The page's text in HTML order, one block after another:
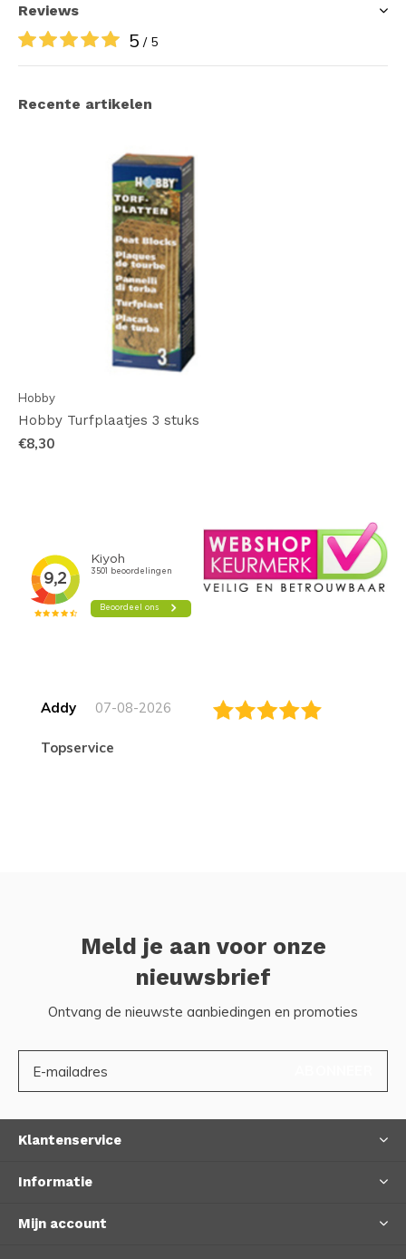
Reviews
5 / 5
Recente artikelen
Hobby
Hobby Turfplaatjes 3 stuks
€8,30
Addy 07-08-2026
topservice
Meld je aan voor onze
nieuwsbrief
Ontvang de nieuwste aanbiedingen en promoties
Klantenservice
Informatie
Mijn account